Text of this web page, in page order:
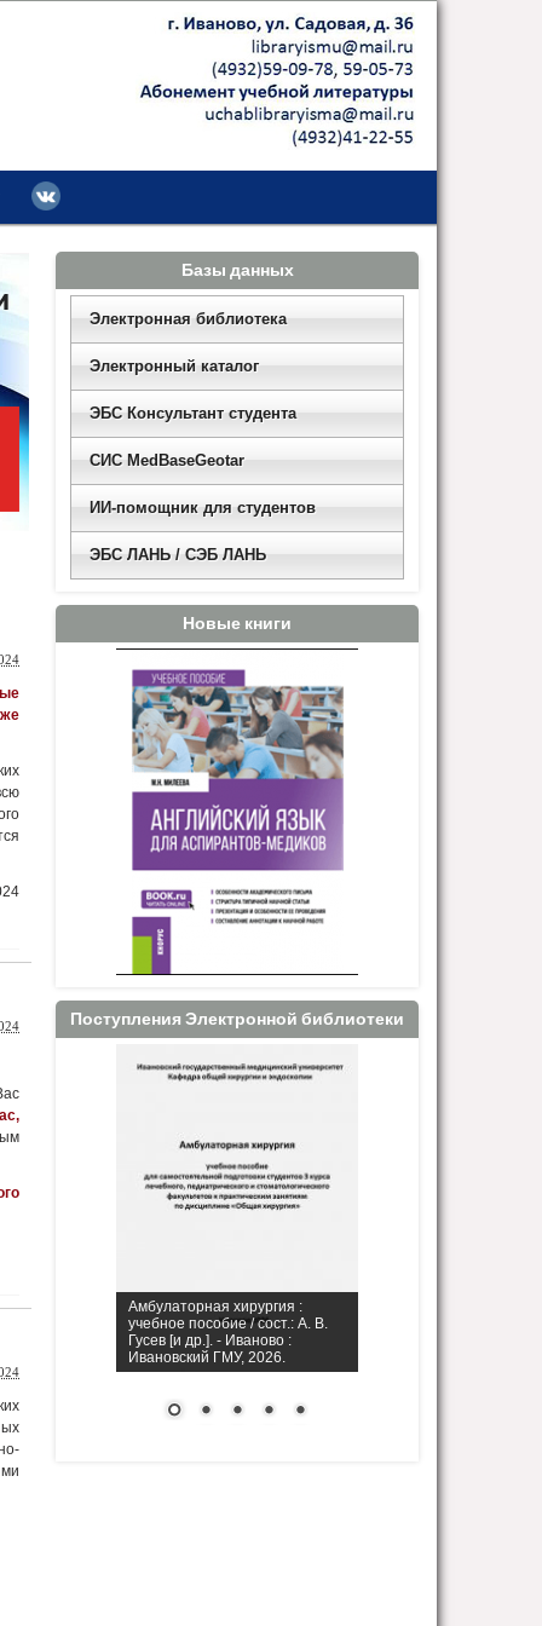
Базы данных
Электронная библиотека
Электронный каталог
ЭБС Консультант студента
СИС MedBaseGeotar
ИИ-помощник для студентов
ЭБС ЛАНЬ / СЭБ ЛАНЬ
Новые книги
Поступления Электронной библиотеки
Амбулаторная хирургия :
учебное пособие / сост.: А. В.
Гусев [и др.]. - Иваново :
Ивановский ГМУ, 2026.